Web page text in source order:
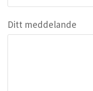
Ditt meddelande